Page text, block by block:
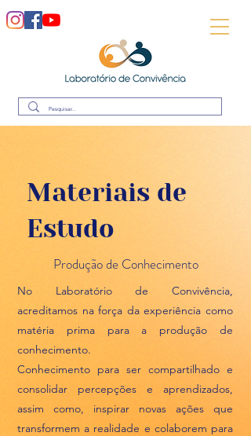
Materiais de
Estudo
Produção de Conhecimento
No Laboratório de Convivência,
acreditamos na força da experiência como
matéria prima para a produção de
conhecimento.
Conhecimento para ser compartilhado e
consolidar percepções e aprendizados,
assim como, inspirar novas ações que
transformem a realidade e colaborem para